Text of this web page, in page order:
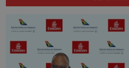
počínaje a
konče.
inkubátory. I
narozenými
umístění ve
[…]